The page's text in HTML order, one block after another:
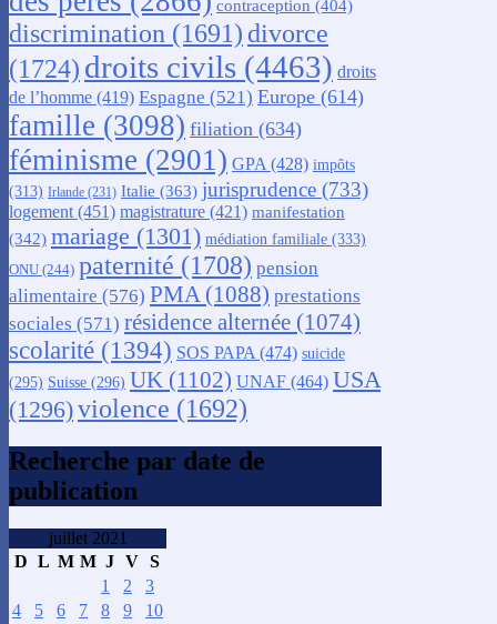
contraception (404)
discrimination (1691) divorce
(1724) droits civils (4463) droits
de l’homme (419) Espagne (521) Europe (614)
famille (3098) filiation (634)
féminisme (2901) GPA (428) impôts
(313) Irlande (231) Italie (363) jurisprudence (733)
logement (451) magistrature (421) manifestation
(342) mariage (1301) médiation familiale (333)
ONU (244) paternité (1708) pension
alimentaire (576) PMA(1088) prestations
sociales (571) résidence alternée (1074)
scolarité (1394) SOS PAPA(474) suicide
(295) Suisse (296) UK (1102) UNAF (464) USA
(1296)violence (1692)
Recherche par date de
publication
juillet 2021
D L M M J V S
1
2
3
4
5 6 7 8 9 10